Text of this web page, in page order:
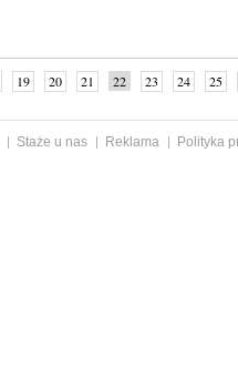
19 20 21 22 23 24
25
Staże u nas Reklama
Polityka